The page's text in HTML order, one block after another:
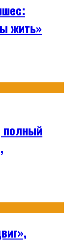
жить»
полный